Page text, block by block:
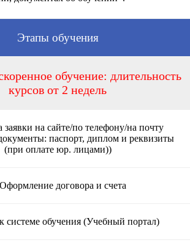
Этапы обучения
обучение: длительность
курсов от 2 недель
заявки на сайте/по телефону/на почту
паспорт, диплом и реквизиты
(при оплате юр. лицами))
договора и счета
системе обучения (Учебный портал)